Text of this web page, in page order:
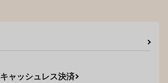
キャッシュレス決済